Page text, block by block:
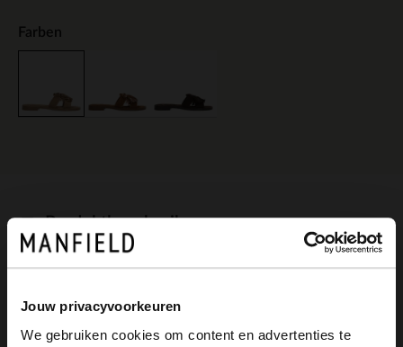
Jouw privacyvoorkeuren
We gebruiken cookies om content en advertenties te
Farben
Produktbeschreibung
Fransen der Marke Manfield. Der Absatz